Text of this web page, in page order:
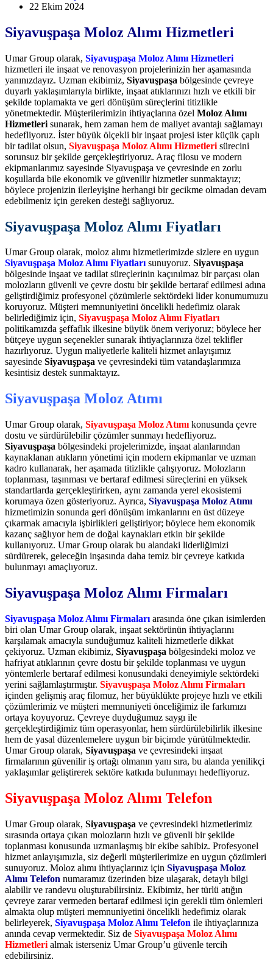
22 Ekim 2024
Siyavuşpaşa Moloz Alımı Hizmetleri
Umar Group olarak, Siyavuşpaşa Moloz Alımı Hizmetleri
hizmetleri ile inşaat ve renovasyon projelerinizin her aşamasında
yanınızdayız. Uzman ekibimiz, Siyavuşpaşa bölgesinde çevreye
duyarlı yaklaşımlarıyla birlikte, inşaat atıklarınızı hızlı ve etkili bir
şekilde toplamakta ve geri dönüşüm süreçlerini titizlikle
yönetmektedir. Müşterilerimizin ihtiyaçlarına özel Moloz Alımı
Hizmetleri sunarak, hem zaman hem de maliyet avantajı sağlamayı
hedefliyoruz. İster büyük ölçekli bir inşaat projesi ister küçük çaplı
bir tadilat olsun, Siyavuşpaşa Moloz Alımı Hizmetleri sürecini
sorunsuz bir şekilde gerçekleştiriyoruz. Araç filosu ve modern
ekipmanlarımız sayesinde Siyavuşpaşa ve çevresinde en zorlu
koşullarda bile ekonomik ve güvenilir hizmetler sunmaktayız;
böylece projenizin ilerleyişine herhangi bir gecikme olmadan devam
edebilmeniz için gereken desteği sağlıyoruz.
Siyavuşpaşa Moloz Alımı Fiyatları
Umar Group olarak, moloz alımı hizmetlerimizde sizlere en uygun
Siyavuşpaşa Moloz Alımı Fiyatlarısunuyoruz. Siyavuşpaşa
bölgesinde inşaat ve tadilat süreçlerinin kaçınılmaz bir parçası olan
molozların güvenli ve çevre dostu bir şekilde bertaraf edilmesi adına
geliştirdiğimiz profesyonel çözümlerle sektördeki lider konumumuzu
koruyoruz. Müşteri memnuniyetini öncelikli hedefimiz olarak
belirlediğimiz için, Siyavuşpaşa Moloz Alımı Fiyatları
politikamızda şeffaflık ilkesine büyük önem veriyoruz; böylece her
bütçeye uygun seçenekler sunarak ihtiyaçlarınıza özel teklifler
hazırlıyoruz. Uygun maliyetlerle kaliteli hizmet anlayışımız
sayesinde Siyavuşpaşa ve çevresindeki tüm vatandaşlarımıza
kesintisiz destek sunmaktayız.
Siyavuşpaşa Moloz Atımı
Umar Group olarak, Siyavuşpaşa Moloz Atımı konusunda çevre
dostu ve sürdürülebilir çözümler sunmayı hedefliyoruz.
Siyavuşpaşa bölgesindeki projelerimizde, inşaat alanlarından
kaynaklanan atıkların yönetimi için modern ekipmanlar ve uzman
kadro kullanarak, her aşamada titizlikle çalışıyoruz. Molozların
toplanması, taşınması ve bertaraf edilmesi süreçlerini en yüksek
standartlarda gerçekleştirirken, aynı zamanda yerel ekosistemi
korumaya özen gösteriyoruz. Ayrıca, Siyavuşpaşa Moloz Atımı
hizmetimizin sonunda geri dönüşüm imkanlarını en üst düzeye
çıkarmak amacıyla işbirlikleri geliştiriyor; böylece hem ekonomik
kazanç sağlıyor hem de doğal kaynakları etkin bir şekilde
kullanıyoruz. Umar Group olarak bu alandaki liderliğimizi
sürdürerek, geleceğin inşasında daha temiz bir çevreye katkıda
bulunmayı amaçlıyoruz.
Siyavuşpaşa Moloz Alımı Firmaları
Siyavuşpaşa Moloz Alımı Firmaları arasında öne çıkan isimlerden
biri olan Umar Group olarak, inşaat sektörünün ihtiyaçlarını
karşılamak amacıyla sunduğumuz kaliteli hizmetlerle dikkat
çekiyoruz. Uzman ekibimiz, Siyavuşpaşa bölgesindeki moloz ve
hafriyat atıklarının çevre dostu bir şekilde toplanması ve uygun
yöntemlerle bertaraf edilmesi konusundaki deneyimiyle sektördeki
yerini sağlamlaştırmıştır. Siyavuşpaşa Moloz Alımı Firmaları
içinden gelişmiş araç filomuz, her büyüklükte projeye hızlı ve etkili
çözümlerimiz ve müşteri memnuniyeti önceliğimiz ile farkımızı
ortaya koyuyoruz. Çevreye duyduğumuz saygı ile
gerçekleştirdiğimiz tüm operasyonlar, hem sürdürülebilirlik ilkesine
hem de yasal düzenlemelere uygun bir biçimde yürütülmektedir.
Umar Group olarak, Siyavuşpaşa ve çevresindeki inşaat
firmalarının güvenilir iş ortağı olmanın yanı sıra, bu alanda yenilikçi
yaklaşımlar geliştirerek sektöre katkıda bulunmayı hedefliyoruz.
Siyavuşpaşa Moloz Alımı Telefon
Umar Group olarak, Siyavuşpaşa ve çevresindeki hizmetlerimiz
sırasında ortaya çıkan molozların hızlı ve güvenli bir şekilde
toplanması konusunda uzmanlaşmış bir ekibe sahibiz. Profesyonel
hizmet anlayışımızla, siz değerli müşterilerimize en uygun çözümleri
sunuyoruz. Moloz alımı ihtiyaçlarınız için Siyavuşpaşa Moloz
Alımı Telefon numaramız üzerinden bize ulaşarak, detaylı bilgi
alabilir ve randevu oluşturabilirsiniz. Ekibimiz, her türlü atığın
çevreye zarar vermeden bertaraf edilmesi için gerekli tüm önlemleri
almakta olup müşteri memnuniyetini öncelikli hedefimiz olarak
belirleyerek, Siyavuşpaşa Moloz Alımı Telefon ile ihtiyaçlarınıza
anında cevap vermektedir. Siz de Siyavuşpaşa Moloz Alımı
Hizmetleri almak isterseniz Umar Group’u güvenle tercih
edebilirsiniz.